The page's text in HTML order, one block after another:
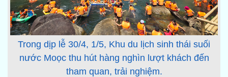
Trong dịp lễ 30/4, 1/5, Khu du lịch sinh thái suối
nước Moọc thu hút hàng nghìn lượt khách đến
tham quan, trải nghiệm.